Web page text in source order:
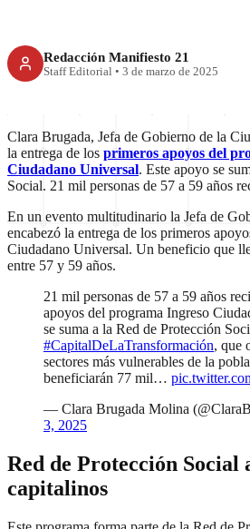
Redacción Manifiesto 21
Staff Editorial • 3 de marzo de 2025
Clara Brugada, Jefa de Gobierno de la
la entrega de los primeros apoyos del
Ciudadano Universal. Este apoyo se
Social. 21 mil personas de 57 a 59 años
En un evento multitudinario la Jefa de
encabezó la entrega de los primeros
Ciudadano Universal. Un beneficio que
entre 57 y 59 años.
21 mil personas de 57 a 59 años
apoyos del programa Ingreso
se suma a la Red de Protección
#CapitalDeLaTransformación, que
sectores más vulnerables de la
beneficiarán 77 mil…
— Clara Brugada Molina
3, 2025
Red de Protección Social
capitalinos